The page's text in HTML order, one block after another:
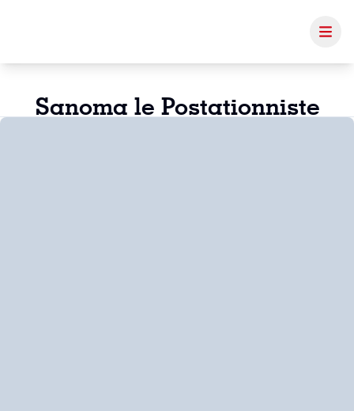
Sanoma le Postationniste